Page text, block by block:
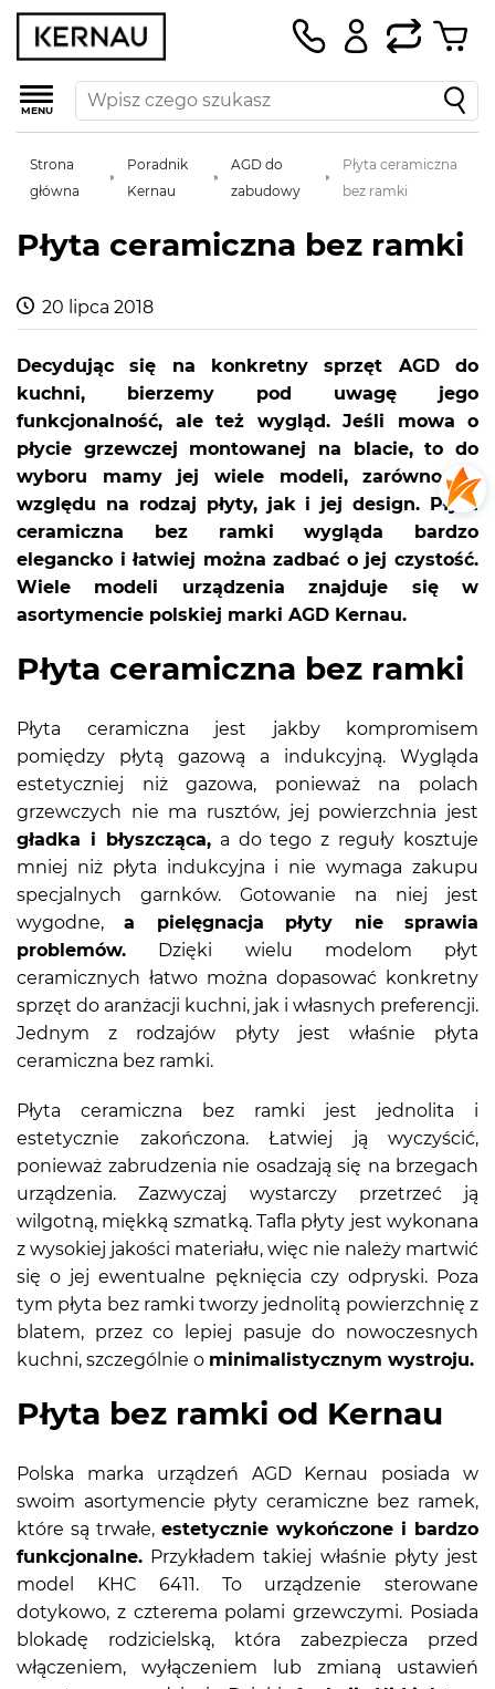
MENU
Strona
główna
Poradnik
Kernau
AGD do
zabudowy
Płyta ceramiczna
bez ramki
Płyta ceramiczna bez ramki
20 lipca 2018
Decydując się na konkretny sprzęt AGD do
kuchni, bierzemy pod uwagę jego
funkcjonalność, ale też wygląd. Jeśli mowa o
płycie grzewczej montowanej na blacie, to do
wyboru mamy jej wiele modeli, zarówno ze
względu na rodzaj płyty, jak i jej design. Płyta
ceramiczna bez ramki wygląda bardzo
elegancko i łatwiej można zadbać o jej czystość.
Wiele modeli urządzenia znajduje się w
asortymencie polskiej marki AGD Kernau.
Płyta ceramiczna bez ramki
Płyta ceramiczna jest jakby kompromisem
pomiędzy płytą gazową a indukcyjną. Wygląda
estetyczniej niż gazowa, ponieważ na polach
grzewczych nie ma rusztów, jej powierzchnia jest
gładka i błyszcząca,a do tego z reguły kosztuje
mniej niż płyta indukcyjna i nie wymaga zakupu
specjalnych garnków. Gotowanie na niej jest
wygodne,a pielęgnacja płyty nie sprawia
problemów. Dzięki wielu modelom płyt
ceramicznych łatwo można dopasować konkretny
sprzęt do aranżacji kuchni, jak i własnych preferencji.
Jednym z rodzajów płyty jest właśnie płyta
ceramiczna bez ramki.
Płyta ceramiczna bez ramki jest jednolita i
estetycznie zakończona. Łatwiej ją wyczyścić,
ponieważ zabrudzenia nie osadzają się na brzegach
urządzenia. Zazwyczaj wystarczy przetrzeć ją
wilgotną, miękką szmatką. Tafla płyty jest wykonana
z wysokiej jakości materiału, więc nie należy martwić
się o jej ewentualne pęknięcia czy odpryski. Poza
tym płyta bez ramki tworzy jednolitą powierzchnię z
blatem, przez co lepiej pasuje do nowoczesnych
kuchni, szczególnie o minimalistycznym wystroju.
Płyta bez ramki od Kernau
Polska marka urządzeń AGD Kernau posiada w
swoim asortymencie płyty ceramiczne bez ramek,
które są trwałe, estetycznie wykończone i bardzo
funkcjonalne. Przykładem takiej właśnie płyty jest
model KHC 6411. To urządzenie sterowane
dotykowo, z czterema polami grzewczymi. Posiada
blokadę rodzicielską, która zabezpiecza przed
włączeniem, wyłączeniem lub zmianą ustawień